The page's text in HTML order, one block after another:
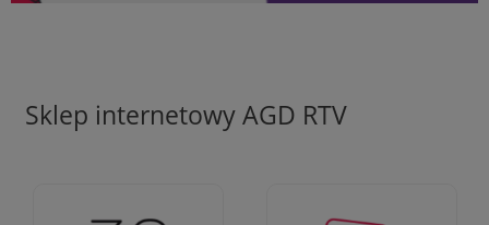
Sklep internetowy AGD RTV